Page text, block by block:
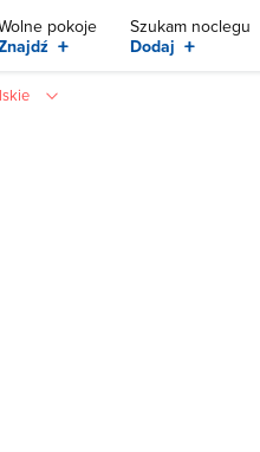
pokoje
+
Szukam noclegu
Dodaj +